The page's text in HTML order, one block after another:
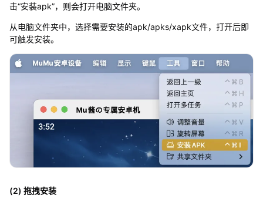
击“安装apk”，则会打开电脑文件夹。
从电脑文件夹中，选择需要安装的apk/apks/xapk文件，打开后即
可触发安装。
(2) 拖拽安装